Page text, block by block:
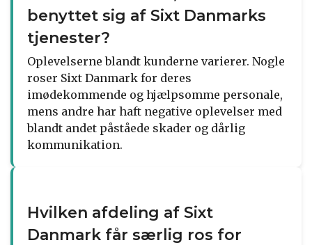
benyttet sig af Sixt Danmarks
tjenester?
Oplevelserne blandt kunderne varierer. Nogle
roser Sixt Danmark for deres
imødekommende og hjælpsomme personale,
mens andre har haft negative oplevelser med
blandt andet påståede skader og dårlig
kommunikation.
Hvilken afdeling af Sixt
Danmark får særlig ros for